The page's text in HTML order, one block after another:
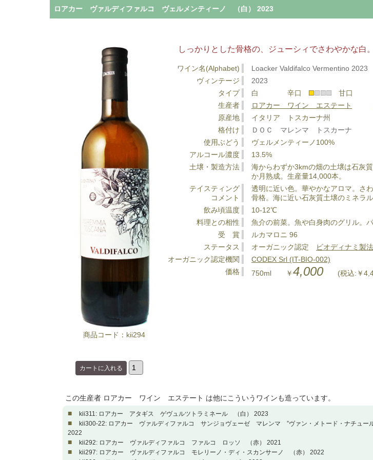
ロアカー ヴァルディファルコ ヴェルメンティーノ （白） 2023
商品コード：kii294
しっかりとした骨格の、ジューシィでさわやかな白。
ワイン名(Alphabet)
Loacker Valdifalco Vermentino 2023
ヴィンテージ
2023
タイプ
白 辛口
甘口
生産者
ロアカー ワイン エステート
原産地
イタリア トスカーナ州
格付け
ＤＯＣ マレンマ トスカーナ
使用ぶどう
ヴェルメンティーノ100%
アルコール濃度
13.5%
土壌・製造方法
海からわずか3kmの畑の土壌は石灰
か月熟成。生産量14,000本。
テイスティング
コメント
透明に近い色。華やかなアロマ。さ
骨格。海に近い石灰質土壌のミネラル
飲み頃温度
10-12℃
料理との相性
魚介の前菜。魚や白身肉のグリル。パ
受 賞
ルカマロニ 96
ステータス
オーガニック認定 ビオディナミ製法
オーガニック認定機関
CODEX Srl (IT-BIO-002)
価格
750ml ￥4,000 (税込:￥
この生産者 ロアカー ワイン エステート は他にこういうワインも造っています。
■ kii311: ロアカー アタギス ゲヴュルツトラミネール （白） 2023
■ kii300-22: ロアカー ヴァルディファルコ サンジョヴェーゼ マレンマ ”ヴァン・メトード・ナチュー
2022
■ kii292: ロアカー ヴァルディファルコ ファルコ ロッソ （赤） 2021
■ kii297: ロアカー ヴァルディファルコ モレリーノ・ディ・スカンサーノ （赤） 2022